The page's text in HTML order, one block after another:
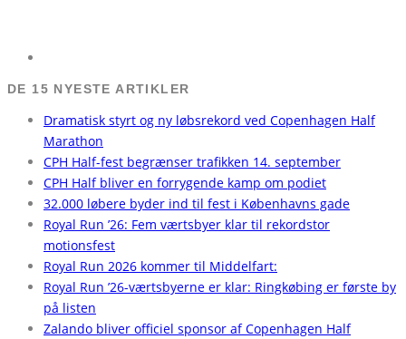
DE 15 NYESTE ARTIKLER
Dramatisk styrt og ny løbsrekord ved Copenhagen Half
Marathon
CPH Half-fest begrænser trafikken 14. september
CPH Half bliver en forrygende kamp om podiet
32.000 løbere byder ind til fest i Københavns gade
Royal Run ’26: Fem værtsbyer klar til rekordstor
motionsfest
Royal Run 2026 kommer til Middelfart:
Royal Run ’26-værtsbyerne er klar: Ringkøbing er første by
på listen
Zalando bliver officiel sponsor af Copenhagen Half